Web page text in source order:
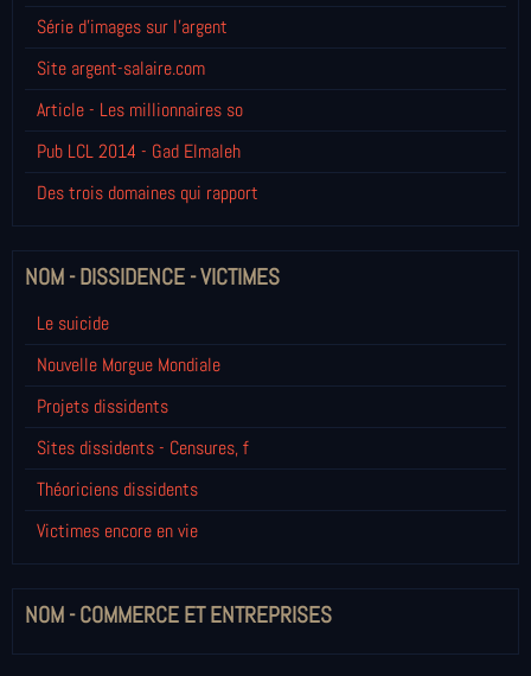
Série d'images sur l'argent
Site argent-salaire.com
Article - Les millionnaires so
Pub LCL 2014 - Gad Elmaleh
Des trois domaines qui rapport
NOM - DISSIDENCE - VICTIMES
Le suicide
Nouvelle Morgue Mondiale
Projets dissidents
Sites dissidents - Censures, f
Théoriciens dissidents
Victimes encore en vie
NOM - COMMERCE ET ENTREPRISES